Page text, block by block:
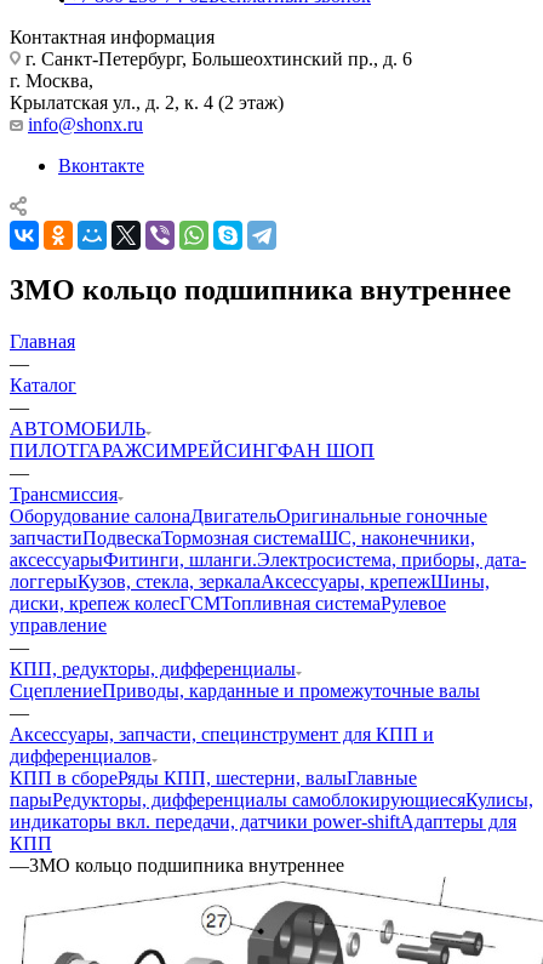
Контактная информация
г. Санкт-Петербург, Большеохтинский пр., д. 6
г. Москва,
Крылатская ул., д. 2, к. 4 (2 этаж)
info@shonx.ru
Вконтакте
3MO кольцо подшипника внутреннее
Главная
—
Каталог
—
АВТОМОБИЛЬ
ПИЛОТГАРАЖСИМРЕЙСИНГФАН ШОП
—
Трансмиссия
Оборудование салонаДвигательОригинальные гоночные
запчастиПодвескаТормозная системаШС, наконечники,
аксессуарыФитинги, шланги.Электросистема, приборы, дата-
логгерыКузов, стекла, зеркалаАксессуары, крепежШины,
диски, крепеж колесГСМТопливная системаРулевое
управление
—
КПП, редукторы, дифференциалы
СцеплениеПриводы, карданные и промежуточные валы
—
Аксессуары, запчасти, специнструмент для КПП и
дифференциалов
КПП в сбореРяды КПП, шестерни, валыГлавные
парыРедукторы, дифференциалы самоблокирующиесяКулисы,
индикаторы вкл. передачи, датчики power-shiftАдаптеры для
КПП
—3MO кольцо подшипника внутреннее